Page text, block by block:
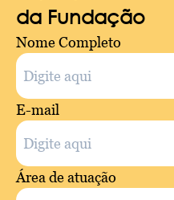
da Fundação
Nome Completo
E-mail
Área de atuação